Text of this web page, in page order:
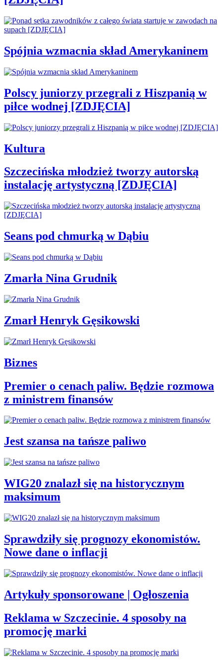
Spójnia wzmacnia skład Amerykaninem
Polscy juniorzy przegrali z Hiszpanią w
piłce wodnej [ZDJĘCIA]
Kultura
Szczecińska młodzież tworzy autorską
instalację artystyczną [ZDJĘCIA]
Seans pod chmurką w Dąbiu
Zmarła Nina Grudnik
Zmarł Henryk Gęsikowski
Biznes
Premier o cenach paliw. Będzie rozmowa
z ministrem finansów
Jest szansa na tańsze paliwo
WIG20 znalazł się na historycznym
maksimum
Sprawdziły się prognozy ekonomistów.
Nowe dane o inflacji
Artykuły sponsorowane | Ogłoszenia
Reklama w Szczecinie. 4 sposoby na
promocję marki